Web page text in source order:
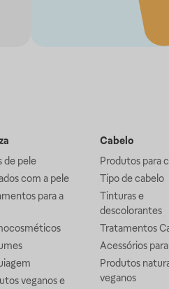
de pele
com a pele
para a
veganos e
Cabelo
Produtos para
Tipo de cabelo
Tinturas e
descolorantes
Tratamentos
Acessórios
Produtos
veganos